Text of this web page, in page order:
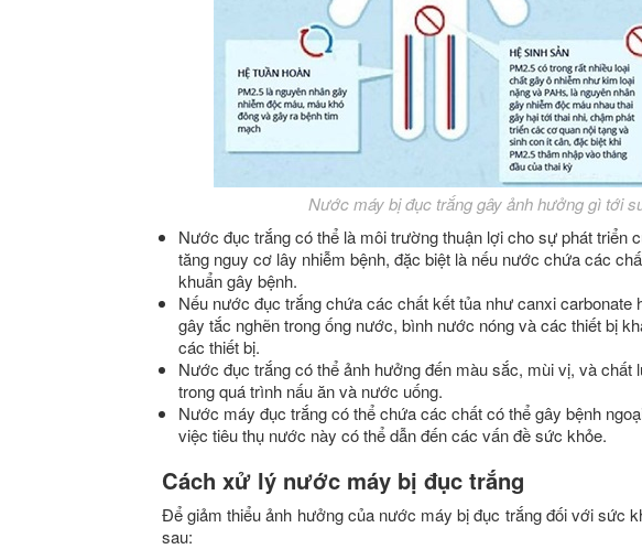
Nước máy bị đục trắng gây ảnh hưởng gì tới
Nước đục trắng có thể là môi trường thuận lợi cho sự phát triển
tăng nguy cơ lây nhiễm bệnh, đặc biệt là nếu nước chứa các
khuẩn gây bệnh.
Nếu nước đục trắng chứa các chất kết tủa như canxi carbonate
gây tắc nghẽn trong ống nước, bình nước nóng và các thiết bị
các thiết bị.
Nước đục trắng có thể ảnh hưởng đến màu sắc, mùi vị, và
trong quá trình nấu ăn và nước uống.
Nước máy đục trắng có thể chứa các chất có thể gây bệnh
việc tiêu thụ nước này có thể dẫn đến các vấn đề sức khỏe.
Cách xử lý nước máy bị đục trắng
Để giảm thiểu ảnh hưởng của nước máy bị đục trắng đối với sức
sau: